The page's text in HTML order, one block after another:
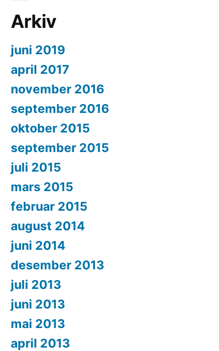
Arkiv
juni 2019
april 2017
november 2016
september 2016
oktober 2015
september 2015
juli 2015
mars 2015
februar 2015
august 2014
juni 2014
desember 2013
juli 2013
juni 2013
mai 2013
april 2013